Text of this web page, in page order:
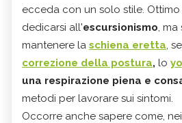
ecceda con un solo stile. Ottimo
dedicarsi all'escursionismo, ma
mantenere la schiena eretta,
correzione della postura, lo
una respirazione piena e
metodi per lavorare sui sintomi.
Occorre anche sapere come,